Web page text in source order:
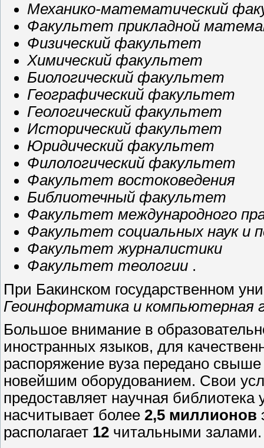
Механико-математический
Факультет прикладной
Физический факультет
Химический факультет
Биологический факультет
Географический факультет
Геологический факультет
Исторический факультет
Юридический факультет
Филологический факультет
Факультет востоковедения
Библиотечный факультет
Факультет международного
Факультет социальных наук и
Факультет журналистики
Факультет теологии .
При Бакинском государственном
Геоинформатика и компьютерная
Большое внимание в
иностранных языков, для
распоряжение вуза передано
новейшим оборудованием. Свои
предоставляет научная
насчитывает более 2,5 миллионов
располагает 12 читальными залами.